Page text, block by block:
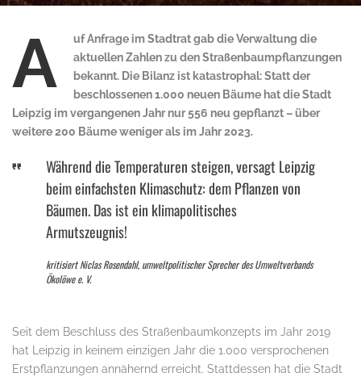
A
uf Anfrage im Stadtrat gab die Verwaltung die
aktuellen Zahlen zu den Straßenbaumpflanzungen
bekannt. Die Bilanz ist katastrophal: Statt der
beschlossenen 1.000 neuen Bäume hat die Stadt
Leipzig im vergangenen Jahr nur 556 neu gepflanzt – über
weitere 200 Bäume weniger als im Jahr 2023.
Während die Temperaturen steigen, versagt Leipzig
beim einfachsten Klimaschutz: dem Pflanzen von
Bäumen. Das ist ein klimapolitisches
Armutszeugnis!
kritisiert Niclas Rosendahl, umweltpolitischer Sprecher des Umweltverbands
Ökolöwe e. V.
Seit dem Beschluss des Straßenbaumkonzepts im Jahr 2019
hat Leipzig in keinem einzigen Jahr die 1.000 versprochenen
Erstpflanzungen annähernd erreicht. Stattdessen hat die Stadt